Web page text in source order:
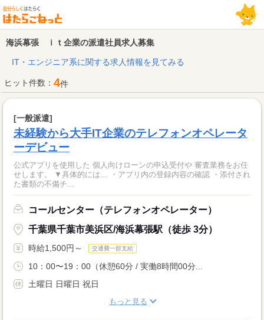
海浜幕張 ｉｔ企業の派遣社員求人募集
IT・エンジニア系に関する求人情報を見てみる
ヒット件数： 4件
[一般派遣]
未経験から大手IT企業のテレフォンオペレータ
ーデビュー
公式アプリを使用した 個人向けローンの申込受付や 審査業務をお任
せします。 ▼具体的には… ・アプリ内の登録内容の確認 ・添付され
た書類の不備チ...
コールセンター（テレフォンオペレーター）
千葉県千葉市美浜区/海浜幕張駅（徒歩 3分）
時給1,500円～ 交通費一部支給
10：00〜19：00（休憩60分 / 実働8時間00分...
土曜日 日曜日 祝日
もっと見る